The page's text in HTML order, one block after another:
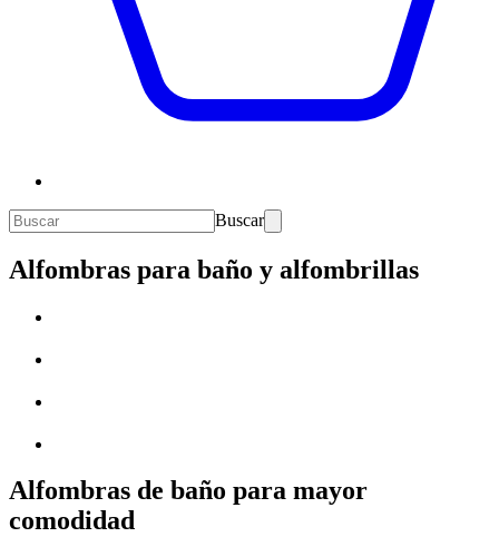
Buscar
Alfombras para baño y alfombrillas
Alfombras de baño para mayor
comodidad